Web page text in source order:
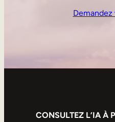
CONSULTEZ L’IA À